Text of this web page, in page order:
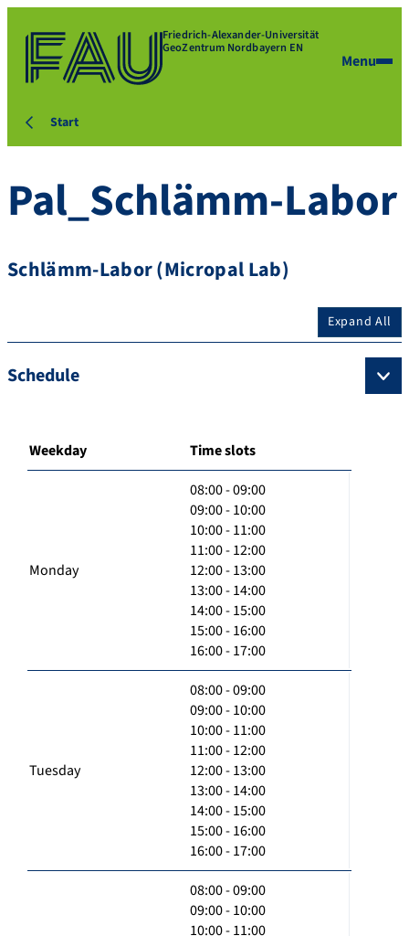
Friedrich-Alexander-Universität
GeoZentrum Nordbayern EN
Menu
Start
Pal_Schlämm-Labor
Schlämm-Labor (Micropal Lab)
Expand All
Schedule
Weekday Time slots
Monday
08:00 - 09:00
09:00 - 10:00
10:00 - 11:00
11:00 - 12:00
12:00 - 13:00
13:00 - 14:00
14:00 - 15:00
15:00 - 16:00
16:00 - 17:00
Tuesday
08:00 - 09:00
09:00 - 10:00
10:00 - 11:00
11:00 - 12:00
12:00 - 13:00
13:00 - 14:00
14:00 - 15:00
15:00 - 16:00
16:00 - 17:00
08:00 - 09:00
09:00 - 10:00
10:00 - 11:00